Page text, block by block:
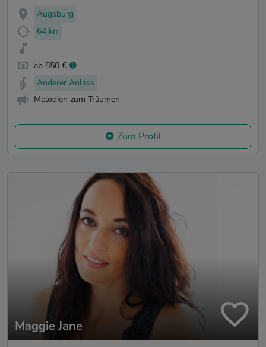
Augsburg
64 km
ab 550 €
Anderer Anlass
Melodien zum Träumen
Zum Profil
Maggie Jane